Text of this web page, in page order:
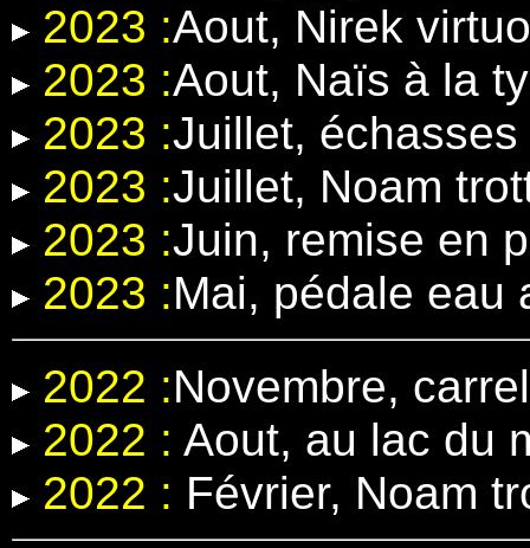
2023 :Aout, Nirek
2023 :Aout, Naïs à la
2023 :Juillet,
2023 :Juillet, Noam
2023 :Juin, remise en
2023 :Mai, pédale eau
2022 :Novembre,
2022 : Aout, au lac du
2022 : Février, Noam